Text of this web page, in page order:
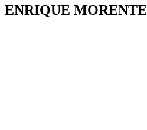
ENRIQUE MORENTE